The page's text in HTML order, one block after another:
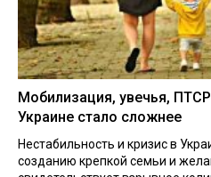
Мобилизация, увечья,
Украине стало сложнее
Нестабильность и кризис в
созданию крепкой семьи и